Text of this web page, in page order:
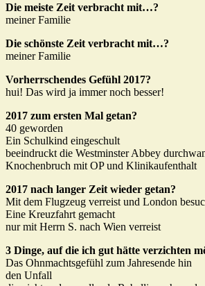
Die meiste Zeit verbracht mit…?
meiner Familie
Die schönste Zeit verbracht mit…?
meiner Familie
Vorherrschendes Gefühl 2017?
hui! Das wird ja immer noch besser!
2017 zum ersten Mal getan?
40 geworden
Ein Schulkind eingeschult
beeindruckt die Westminster Abbey
Knochenbruch mit OP und Klinikaufenthalt
2017 nach langer Zeit wieder getan?
Mit dem Flugzeug verreist und London
Eine Kreuzfahrt gemacht
nur mit Herrn S. nach Wien verreist
3 Dinge, auf die ich gut hätte verzichten
Das Ohnmachtsgefühl zum Jahresende hin
den Unfall